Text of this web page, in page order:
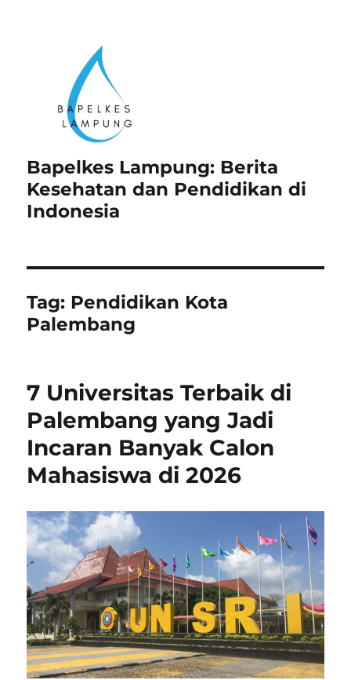
Bapelkes Lampung: Berita
Kesehatan dan Pendidikan di
Indonesia
Tag: Pendidikan Kota
Palembang
7 Universitas Terbaik di
Palembang yang Jadi
Incaran Banyak Calon
Mahasiswa di 2026